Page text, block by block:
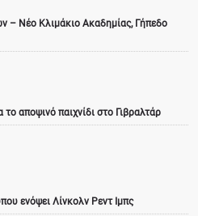
– Νέο Κλιμάκιο Ακαδημίας, Γήπεδο
το αποψινό παιχνίδι στο Γιβραλτάρ
ενόψει Λίνκολν Ρεντ Ιμπς